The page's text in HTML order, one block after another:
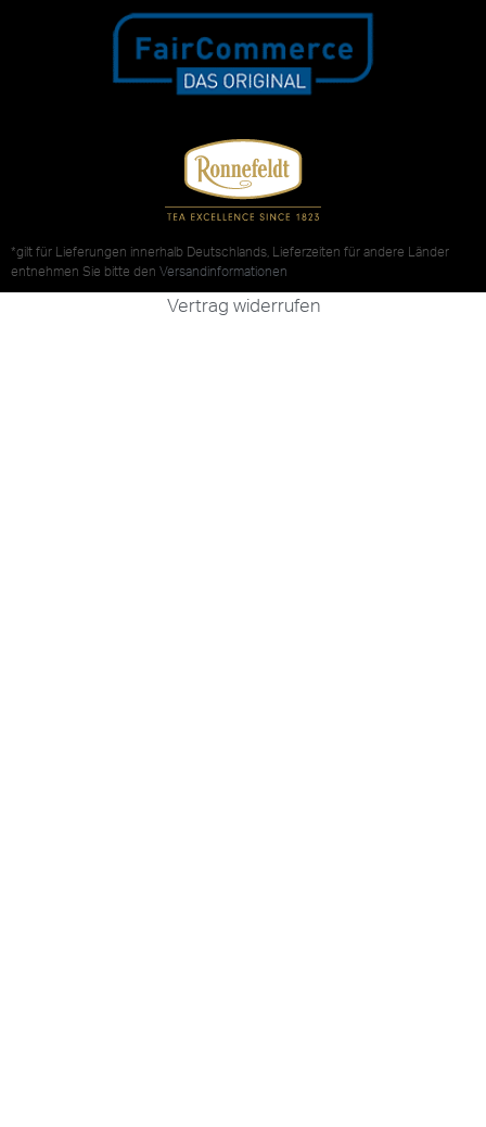
*gilt für Lieferungen innerhalb Deutschlands, Lieferzeiten für andere Länder
entnehmen Sie bitte den Versandinformationen
Vertrag widerrufen